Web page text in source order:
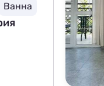
Ванна